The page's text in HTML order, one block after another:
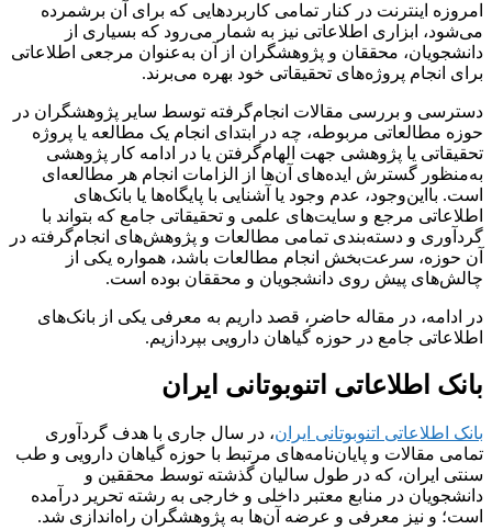
امروزه اینترنت در کنار تمامی کاربردهایی که برای آن برشمرده
می‌شود، ابزاری اطلاعاتی نیز به شمار می‌رود که بسیاری از
دانشجویان، محققان و پژوهشگران از آن به‌عنوان مرجعی اطلاعاتی
برای انجام پروژه‌های تحقیقاتی خود بهره می‌برند.
دسترسی و بررسی مقالات انجام‌گرفته توسط سایر پژوهشگران در
حوزه مطالعاتی مربوطه، چه در ابتدای انجام یک مطالعه یا پروژه
تحقیقاتی یا پژوهشی جهت الهام‌گرفتن یا در ادامه کار پژوهشی
به‌منظور گسترش ایده‌های آن‌ها از الزامات انجام هر مطالعه‌ای
است. بااین‌وجود، عدم وجود یا آشنایی با پایگاه‌ها یا بانک‌های
اطلاعاتی مرجع و سایت‌های علمی و تحقیقاتی جامع که بتواند با
گردآوری و دسته‌بندی تمامی مطالعات و پژوهش‌های انجام‌گرفته در
آن حوزه، سرعت‌بخش انجام مطالعات باشد، همواره یکی از
چالش‌های پیش ‌روی دانشجویان و محققان بوده است.
در ادامه، در مقاله حاضر، قصد داریم به معرفی یکی از بانک‌های
اطلاعاتی جامع در حوزه گیاهان دارویی بپردازیم.
بانک اطلاعاتی اتنوبوتانی ایران
بانک اطلاعاتی اتنوبوتانی ایران، در سال جاری با هدف گردآوری
تمامی مقالات و پایان‌نامه‌های مرتبط با حوزه گیاهان دارویی و طب
سنتی ایران، که در طول سالیان گذشته توسط محققین و
دانشجویان در منابع معتبر داخلی و خارجی به رشته تحریر درآمده
است؛ و نیز معرفی و عرضه آن‌ها به پژوهشگران راه‌اندازی شد.